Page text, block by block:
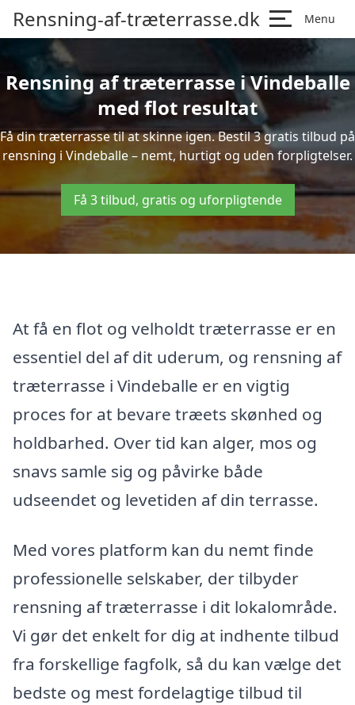
Rensning-af-træterrasse.dk Menu
Rensning af træterrasse i Vindeballe
med flot resultat
Få din træterrasse til at skinne igen. Bestil 3 gratis tilbud på
rensning i Vindeballe – nemt, hurtigt og uden forpligtelser.
Få 3 tilbud, gratis og uforpligtende
At få en flot og velholdt træterrasse er en
essentiel del af dit uderum, og rensning af
træterrasse i Vindeballe er en vigtig
proces for at bevare træets skønhed og
holdbarhed. Over tid kan alger, mos og
snavs samle sig og påvirke både
udseendet og levetiden af din terrasse.
Med vores platform kan du nemt finde
professionelle selskaber, der tilbyder
rensning af træterrasse i dit lokalområde.
Vi gør det enkelt for dig at indhente tilbud
fra forskellige fagfolk, så du kan vælge det
bedste og mest fordelagtige tilbud til